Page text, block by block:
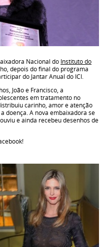
Nacional do Instituto do
depois do final do programa
do Jantar Anual do ICI.
João e Francisco, a
em tratamento no
carinho, amor e atenção
doença. A nova embaixadora se
e ainda recebeu desenhos de